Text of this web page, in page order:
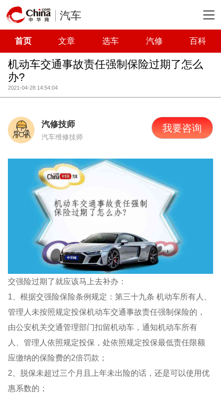
汽车
首页 文章 选车 汽修 百科
机动车交通事故责任强制保险过期了怎么
办?
2021-04-28 14:54:04
汽修技师
汽车维修技师
我要咨询
交强险过期了就应该马上去补办：
1、根据交强险保险条例规定：第三十九条 机动车所有人、
管理人未按照规定投保机动车交通事故责任强制保险的，
由公安机关交通管理部门扣留机动车，通知机动车所有
人、管理人依照规定投保，处依照规定投保最低责任限额
应缴纳的保险费的2倍罚款；
2、脱保未超过三个月且上年未出险的话，还是可以使用优
惠系数的；